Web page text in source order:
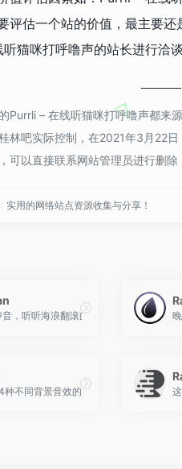
评估一个站的价值，最主要
猫咪打呼噜声的站长进行洽
Purrli – 在线听猫咪打呼噜声都来
林吧实际控制，在2021年3月22
可以直接联系网站管理员进行删除
实用的网络站点资源收集与分享！
，听听海浪翻滚的声音、海豚可爱的叫
种不同背景音效的声音模拟网站，同时